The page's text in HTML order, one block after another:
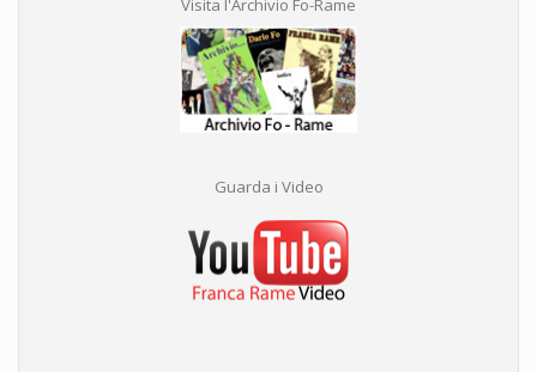
Visita l'Archivio Fo-Rame
Guarda i Video